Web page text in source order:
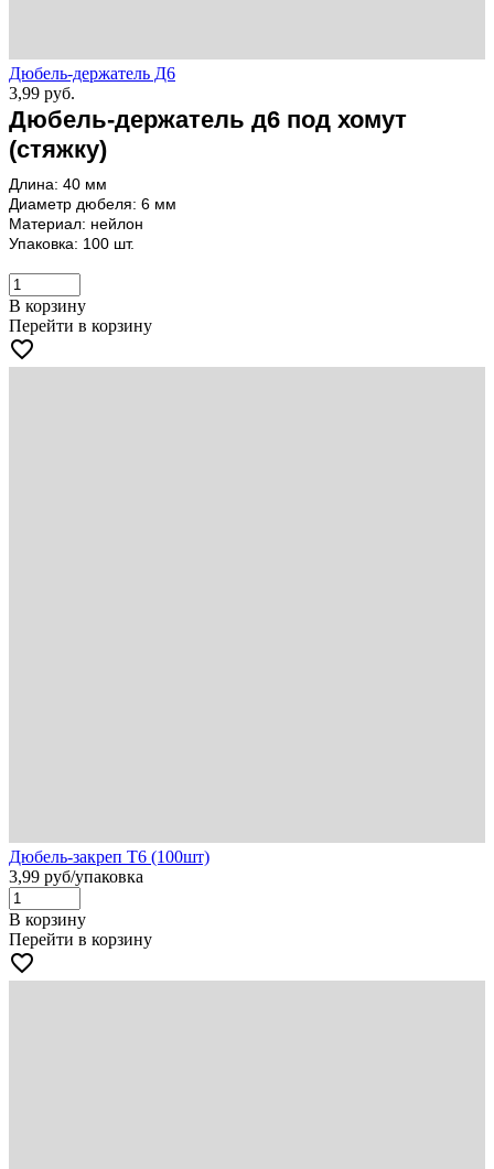
Дюбель-держатель Д6
3,99 руб.
Дюбель-держатель д6 под хомут
(стяжку)
Длина: 40 мм
Диаметр дюбеля: 6 мм
Материал: нейлон
Упаковка: 100 шт.
В корзину
Перейти в корзину
favorite_border
Дюбель-закреп Т6 (100шт)
3,99 руб/упаковка
В корзину
Перейти в корзину
favorite_border